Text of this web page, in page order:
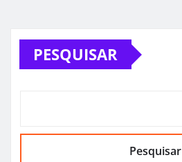
PESQUISAR
Pesquisar